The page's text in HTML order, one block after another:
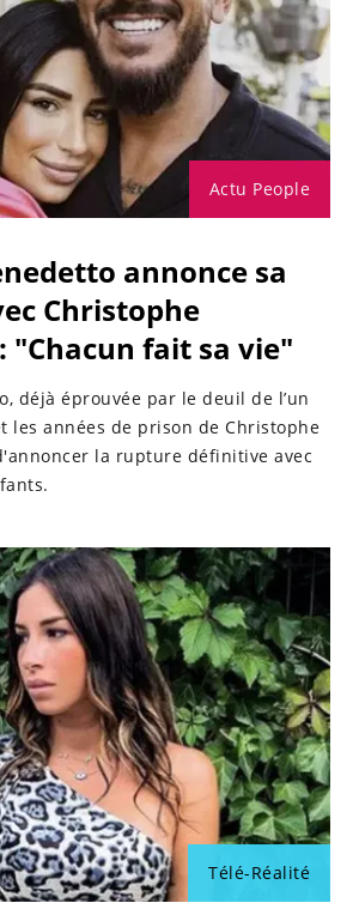
Actu People
annonce sa
Christophe
"Chacun fait sa vie"
déjà éprouvée par le deuil de l’un
les années de prison de Christophe
la rupture définitive avec
Télé-Réalité